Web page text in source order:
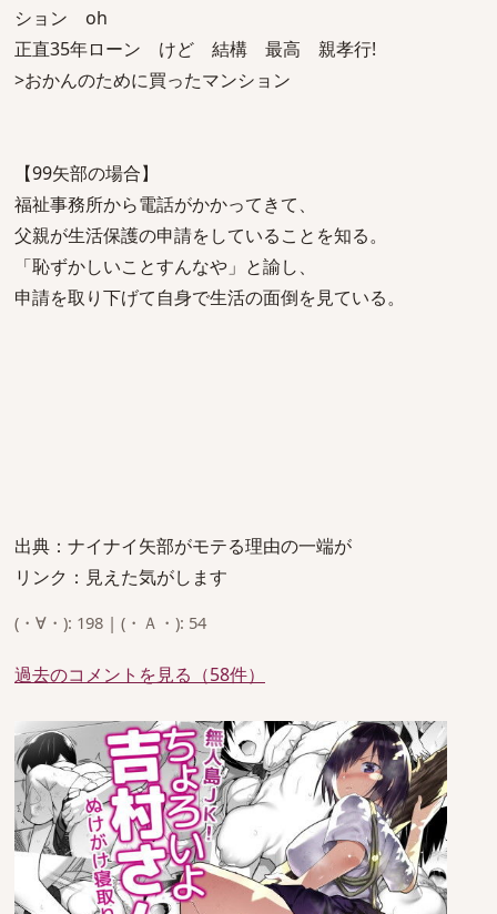
ション oh
正直35年ローン けど 結構 最高 親孝行!
>おかんのために買ったマンション
【99矢部の場合】
福祉事務所から電話がかかってきて、
父親が生活保護の申請をしていることを知る。
「恥ずかしいことすんなや」と諭し、
申請を取り下げて自身で生活の面倒を見ている。
出典：ナイナイ矢部がモテる理由の一端が
リンク：見えた気がします
(・∀・): 198 | (・Ａ・): 54
過去のコメントを見る（58件）